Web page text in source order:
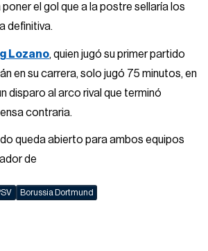
el gol que a la postre sellaría los
definitiva.
Lozano, quien jugó su primer partido
en su carrera, solo jugó 75 minutos, en
disparo al arco rival que terminó
contraria.
queda abierto para ambos equipos
de
Borussia Dortmund